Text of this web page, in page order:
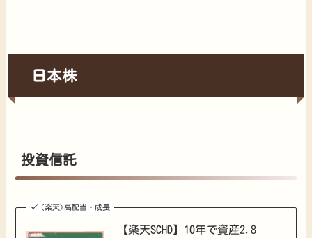
日本株
投資信託
(楽天)高配当・成長
【楽天SCHD】10年で資産2.8